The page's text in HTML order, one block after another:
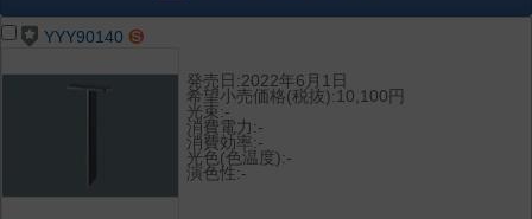
YYY90140
発売日:2022年6月1日
希望小売価格(税抜):10,100円
光束:-
消費電力:-
消費効率:-
光色(色温度):-
演色性:-